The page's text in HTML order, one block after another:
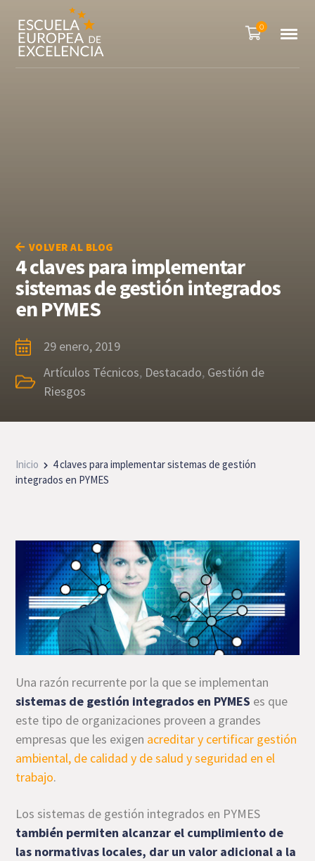
0
VOLVER AL BLOG
4 claves para implementar
sistemas de gestión integrados
en PYMES
29 enero, 2019
Artículos Técnicos, Destacado, Gestión de
Riesgos
Inicio
4 claves para implementar sistemas de gestión
integrados en PYMES
Una razón recurrente por la que se implementan
sistemas de gestión integrados en PYMES es que
este tipo de organizaciones proveen a grandes
empresas que les exigen acreditar y certificar gestión
ambiental, de calidad y de salud y seguridad en el
trabajo.
Los sistemas de gestión integrados en PYMES
también permiten alcanzar el cumplimiento de
las normativas locales, dar un valor adicional a la